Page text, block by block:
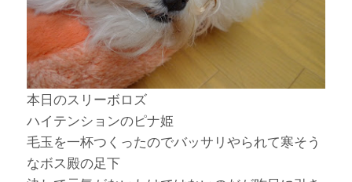
本日のスリーボロズ
ハイテンションのピナ姫
毛玉を一杯つくったのでバッサリやられて寒そう
なボス殿の足下